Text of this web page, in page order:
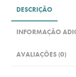
DESCRIÇÃO
INFORMAÇÃO
AVALIAÇÕES (0)